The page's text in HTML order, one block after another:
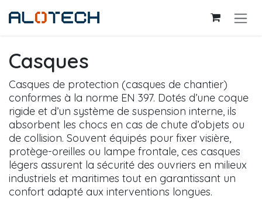
Casques
Casques de protection (casques de chantier)
conformes à la norme EN 397. Dotés d’une coque
rigide et d’un système de suspension interne, ils
absorbent les chocs en cas de chute d’objets ou
de collision. Souvent équipés pour fixer visière,
protège-oreilles ou lampe frontale, ces casques
légers assurent la sécurité des ouvriers en milieux
industriels et maritimes tout en garantissant un
confort adapté aux interventions longues.